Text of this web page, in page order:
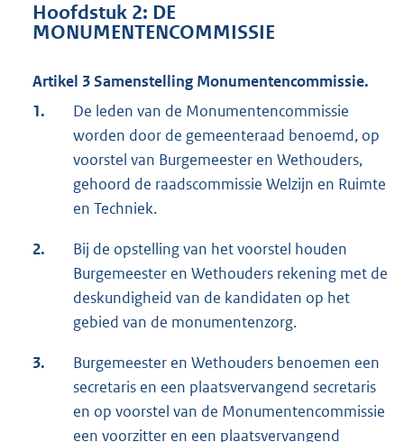
Hoofdstuk 2: DE
MONUMENTENCOMMISSIE
Artikel 3 Samenstelling Monumentencommissie.
1.
De leden van de Monumentencommissie
worden door de gemeenteraad benoemd, op
voorstel van Burgemeester en Wethouders,
gehoord de raadscommissie Welzijn en Ruimte
en Techniek.
2.
Bij de opstelling van het voorstel houden
Burgemeester en Wethouders rekening met de
deskundigheid van de kandidaten op het
gebied van de monumentenzorg.
3.
Burgemeester en Wethouders benoemen een
secretaris en een plaatsvervangend secretaris
en op voorstel van de Monumentencommissie
een voorzitter en een plaatsvervangend